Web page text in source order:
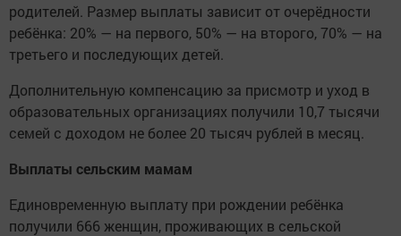
родителей. Размер выплаты зависит от очерёдности
ребёнка: 20% — на первого, 50% — на второго, 70% — на
третьего и последующих детей.
Дополнительную компенсацию за присмотр и уход в
образовательных организациях получили 10,7 тысячи
семей с доходом не более 20 тысяч рублей в месяц.
Выплаты сельским мамам
Единовременную выплату при рождении ребёнка
получили 666 женщин, проживающих в сельской